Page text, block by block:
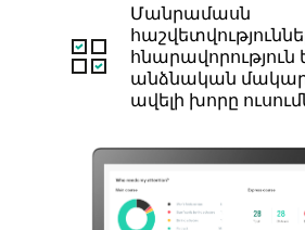
Մանրամասն
հնարավորություն
անձնական
ավելի խորը